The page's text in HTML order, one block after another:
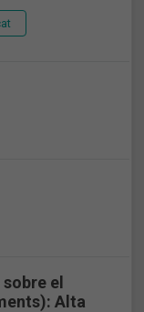
el
Alta